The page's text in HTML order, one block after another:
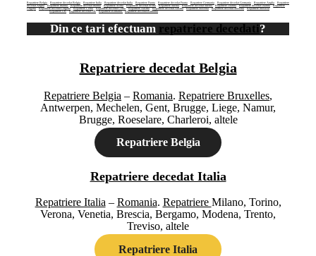
Repatriere Belgia Repatriere decedat Belgia Repatriere Italia Repatriere decedat Italia Repatriere Franta Repatriere decedat Franta Repatriere Germania Repatriere decedat Germania Repatriere Anglia
Repatriere
decedat Anglia–Repatriere Irlanda–Repatriere decedat Irlanda– Repatriere Scotia–Repatriere decedat Scotia –Repatriere Suedia–Repatriere decedat Suedia– Repatriere Olanda–Repatriere decedat Olanda–Repatriere
Ungaria–Repatriere decedat Ungaria–Repatriere Cehia–Repatriere decedat Cehia –Repatriere Austria–Repatriere decedat Austria–Repatriere Slovenia–Repatriere decedat Slovenia–Repatriere Slovacia– Repatriere
decedat Slovacia –Repatriere UK–Repatriere decedat UK–Repatriere Romania–Repatriere decedat Romania
Din ce tari efectuam repatriere decedati?
Repatriere decedat Belgia
Repatriere Belgia – Romania. Repatriere Bruxelles,
Antwerpen, Mechelen, Gent, Brugge, Liege, Namur,
Brugge, Roeselare, Charleroi, altele
Repatriere Belgia
Repatriere decedat Italia
Repatriere Italia – Romania. Repatriere Milano, Torino,
Verona, Venetia, Brescia, Bergamo, Modena, Trento,
Treviso, altele
Repatriere Italia